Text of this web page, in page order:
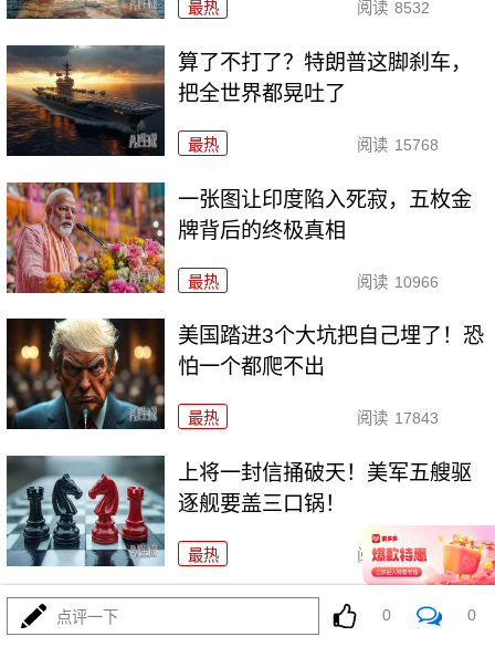
最热 阅读 8532
算了不打了？特朗普这脚刹车，
把全世界都晃吐了
最热 阅读 15768
一张图让印度陷入死寂，五枚金
牌背后的终极真相
最热 阅读 10966
美国踏进3个大坑把自己埋了！恐
怕一个都爬不出
最热 阅读 17843
上将一封信捅破天！美军五艘驱
逐舰要盖三口锅！
最热 阅读 7601
特朗普要对伊朗动手？最狠的还没来，最骚的来了
点评一下 0 0